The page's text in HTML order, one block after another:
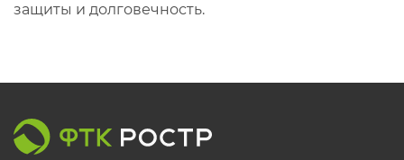
защиты и долговечность.